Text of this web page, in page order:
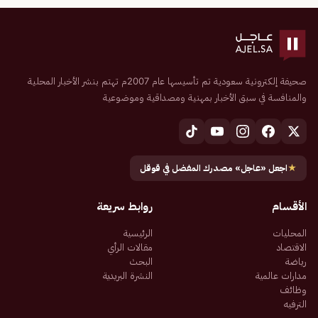
صحيفة إلكترونية سعودية تم تأسيسها عام 2007م تهتم بنشر الأخبار المحلية
والمنافسة في سبق الأخبار بمهنية ومصداقية وموضوعية
★اجعل «عاجل» مصدرك المفضل في قوقل
الأقسام
المحليات
الاقتصاد
رياضة
مدارات عالمية
وظائف
الترفيه
روابط سريعة
الرئيسية
مقالات الرأي
البحث
النشرة البريدية